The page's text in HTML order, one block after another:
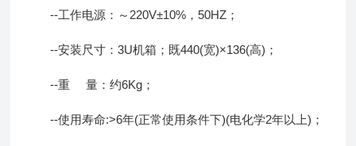
--工作电源：～220V±10%，50HZ；
--安装尺寸：3U机箱；既440(宽)×136(高)；
--重 量：约6Kg；
--使用寿命:>6年(正常使用条件下)(电化学2年以上)；